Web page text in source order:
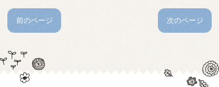
前のページ 次のページ